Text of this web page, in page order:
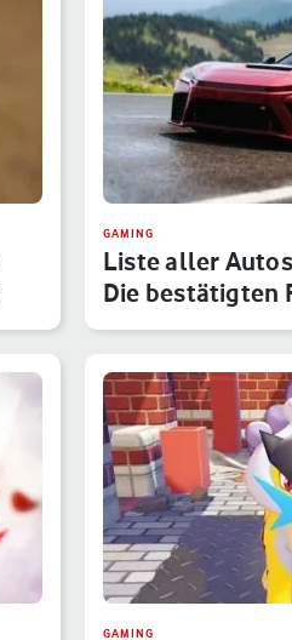
GAMING
Liste aller
Die bestätigten
GAMING